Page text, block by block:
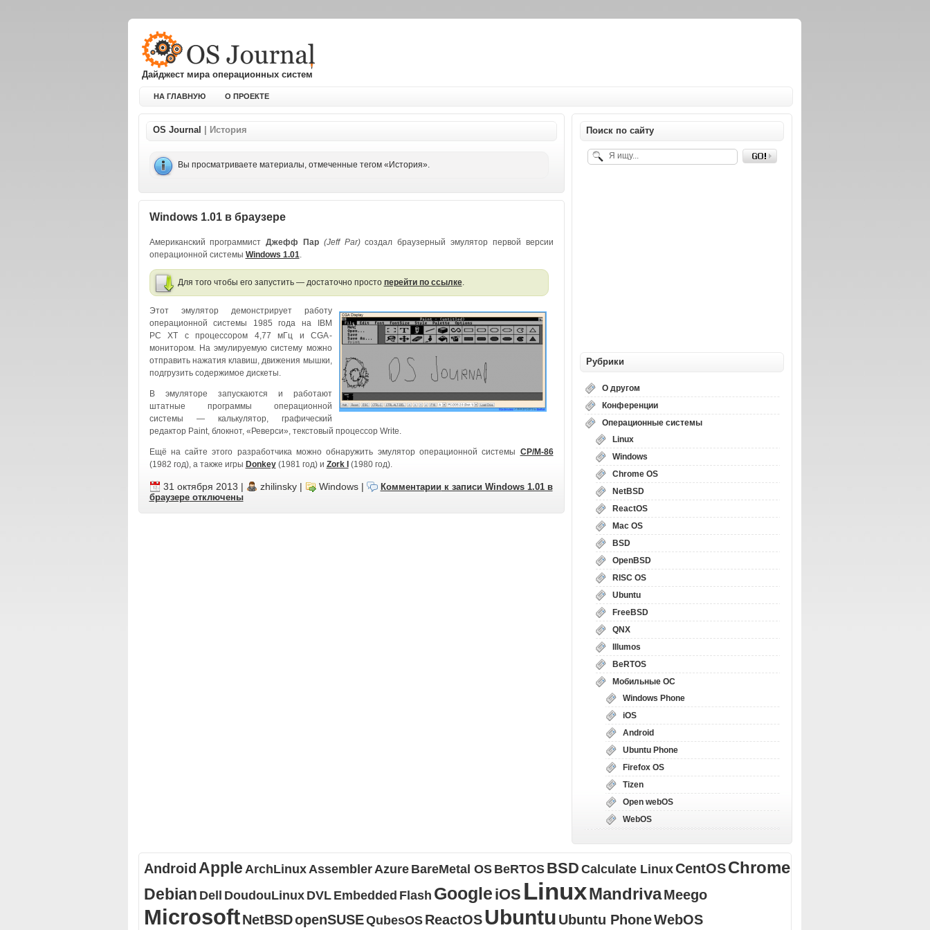
Дайджест мира операционных систем
НА ГЛАВНУЮ О ПРОЕКТЕ
OS Journal | История
Вы просматриваете материалы, отмеченные тегом «История».
Windows 1.01 в браузере
Американский программист Джефф Пар(Jeff Par)создал браузерный эмулятор первой версии
операционной системы Windows 1.01.
Для того чтобы его запустить — достаточно просто перейти по ссылке.
Этот эмулятор демонстрирует работу
операционной системы 1985 года на IBM
PC XT с процессором 4,77 мГц и CGA-
монитором. На эмулируемую систему можно
отправить нажатия клавиш, движения мышки,
подгрузить содержимое дискеты.
В эмуляторе запускаются и работают
штатные программы операционной
системы — калькулятор, графический
редактор Paint, блокнот, «Реверси», текстовый процессор Write.
Ещё на сайте этого разработчика можно обнаружить эмулятор операционной системы CP/M-86
(1982 год), а также игры Donkey(1981 год) и Zork I (1980 год).
31 октября 2013 | zhilinsky| Windows| Комментарии к записи Windows 1.01 в
браузереотключены
Поиск по сайту
Рубрики
О другом
Конференции
Операционные системы
Linux
Windows
Chrome OS
NetBSD
ReactOS
Mac OS
BSD
OpenBSD
RISC OS
Ubuntu
FreeBSD
QNX
Illumos
BeRTOS
Мобильные ОС
Windows Phone
iOS
Android
Ubuntu Phone
Firefox OS
Tizen
Open webOS
WebOS
Android Apple ArchLinuxAssemblerAzure BareMetal OS BeRTOS BSD Calculate LinuxCentOS Chrome
Debian Dell DoudouLinux DVL Embedded Flash Google iOS LinuxMandriva Meego
Microsoft NetBSDopenSUSEQubesOS ReactOS Ubuntu Ubuntu PhoneWebOS